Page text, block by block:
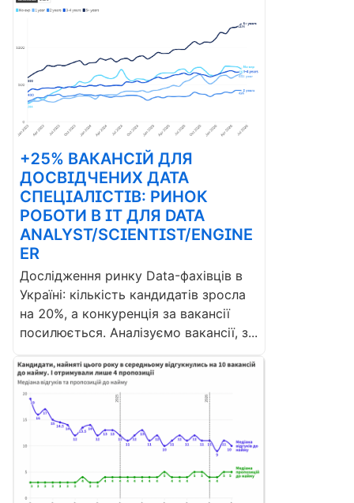
+25% ВАКАНСІЙ ДЛЯ
ДОСВІДЧЕНИХ ДАТА
СПЕЦІАЛІСТІВ: РИНОК
РОБОТИ В ІТ ДЛЯ DATA
ANALYST/SCIENTIST/ENGINE
ER
Дослідження ринку Data-фахівців в
Україні: кількість кандидатів зросла
на 20%, а конкуренція за вакансії
посилюється. Аналізуємо вакансії, з...